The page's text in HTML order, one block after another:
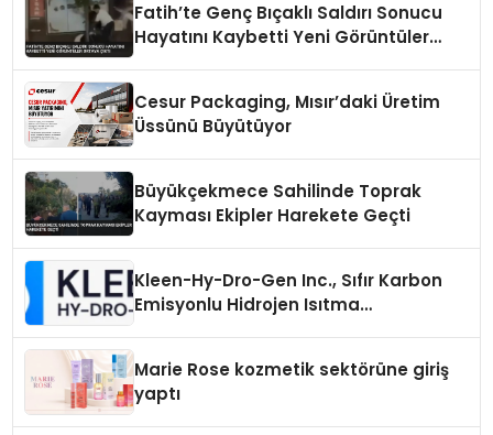
Fatih’te Genç Bıçaklı Saldırı Sonucu
Hayatını Kaybetti Yeni Görüntüler
Cesur Packaging, Mısır’daki Üretim
Üssünü Büyütüyor
Büyükçekmece Sahilinde Toprak
Kayması Ekipler Harekete Geçti
Kleen-Hy-Dro-Gen Inc., Sıfır Karbon
Emisyonlu Hidrojen Isıtma
Marie Rose kozmetik sektörüne giriş
yaptı